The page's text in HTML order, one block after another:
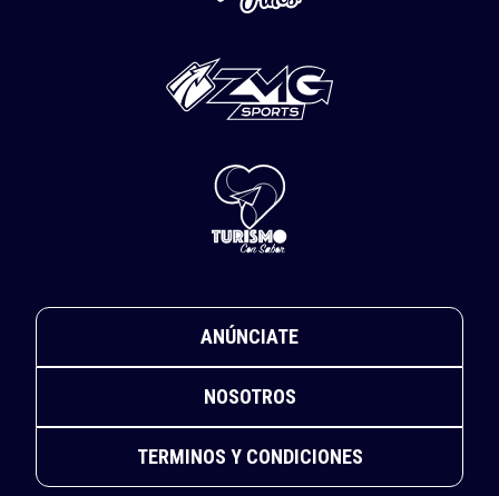
ANÚNCIATE
NOSOTROS
TERMINOS Y CONDICIONES